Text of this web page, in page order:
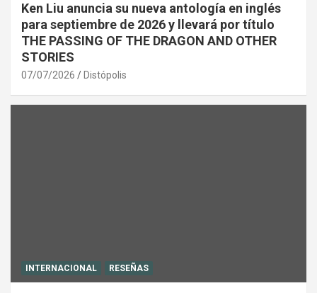
Ken Liu anuncia su nueva antología en inglés
para septiembre de 2026 y llevará por título
THE PASSING OF THE DRAGON AND OTHER
STORIES
07/07/2026 Distópolis
INTERNACIONAL RESEÑAS